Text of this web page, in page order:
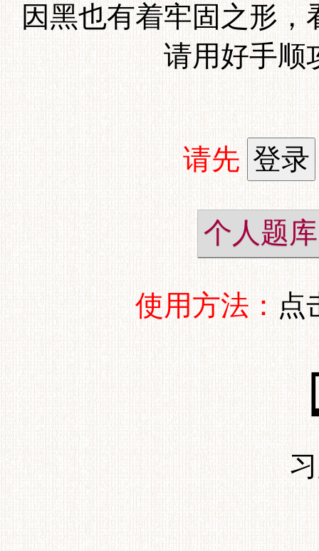
因黑也有着牢固之形
请用好手顺
请先
个人题库
使用方法：点